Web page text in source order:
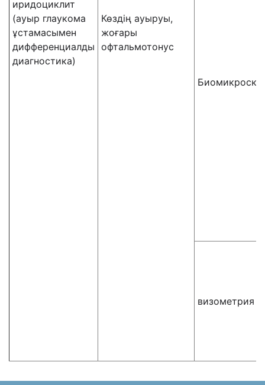
иридоциклит
(ауыр глаукома
ұстамасымен
дифференциалды
диагностика)
Көздің ауыруы,
жоғары
офтальмотонус
визометрия